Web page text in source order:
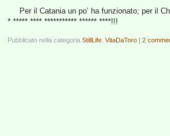
Per il Catania un po’ ha funzionato; per il
* ***** **** *********** ****** ****!!!
Pubblicato nella categoria StillLife VitaDaToro | 2